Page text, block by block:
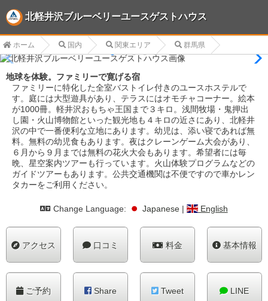
北軽井沢ブルーベリーユースゲストハウス
ホーム 国内 関東エリア 群馬県
地球を体験。ファミリーで寛げる宿
ファミリーに特化した全室バストイレ付きのユースホステルで
す。庭には大型遊具があり、テラスにはオモチャコーナー。絵本
が1000冊。軽井沢おもちゃ王国まで３キロ。浅間牧場・鬼押出
し園・火山博物館といった観光地も４キロの近さにあり、北軽井
沢の中で一番便利な立地にあります。幼児は、添い寝であれば無
料。無料の幼児食もあります。夜はクレーンゲーム大会があり、
６月から９月までは無料の花火大会もあります。希望者には毎
晩、星空案内ツアーも行っています。火山体験プログラムなどの
ガイドツアーもあります。公共交通機関は不便ですので車かレン
タカーをご利用ください。
Change Language: Japanese | English
アクセス 口コミ 料金 基本情報
ご予約 Share Tweet LINE